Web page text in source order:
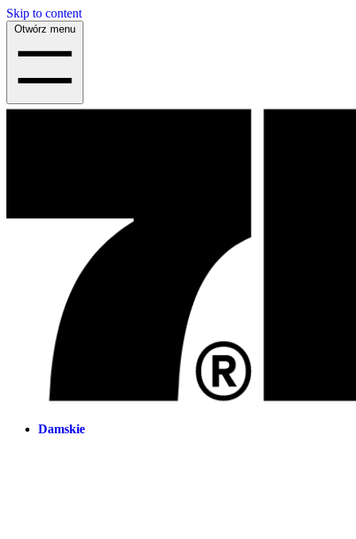
Skip to content
Otwórz menu
Damskie